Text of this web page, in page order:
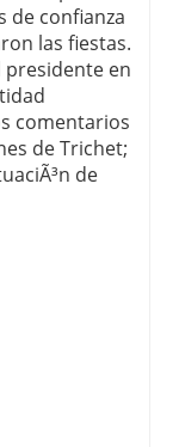
de confianza
las fiestas.
presidente en
comentarios
de Trichet;
de